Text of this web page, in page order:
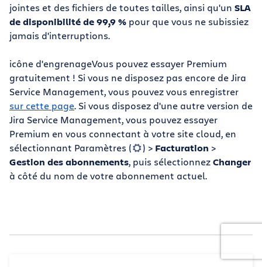
jointes et des fichiers de toutes tailles, ainsi qu'un SLA
de disponibilité de 99,9 % pour que vous ne subissiez
jamais d'interruptions.
icône d'engrenageVous pouvez essayer Premium
gratuitement ! Si vous ne disposez pas encore de Jira
Service Management, vous pouvez vous enregistrer
sur cette page. Si vous disposez d'une autre version de
Jira Service Management, vous pouvez essayer
Premium en vous connectant à votre site cloud, en
sélectionnant Paramètres (
) > Facturation >
Gestion des abonnements, puis sélectionnezChanger
à côté du nom de votre abonnement actuel.